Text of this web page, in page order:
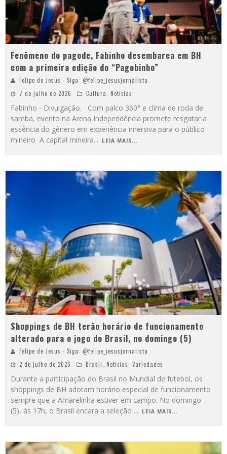
Fenômeno do pagode, Fabinho desembarca em BH
com a primeira edição do “Pagobinho”
Felipe de Jesus - Siga: @felipe_jesusjornalista
7 de julho de 2026
Cultura Notícias
Fabinho - Divulgação. Com palco 360° e clima de roda de
samba, evento na Arena Independência promete resgatar a
essência do gênero em experiência imersiva para o público
mineiro A capital mineira... LEIA MAIS...
Shoppings de BH terão horário de funcionamento
alterado para o jogo do Brasil, no domingo (5)
Felipe de Jesus - Siga: @felipe_jesusjornalista
2 de julho de 2026
Brasil Notícias Variedades
Durante a participação do Brasil no Mundial de futebol, os
shoppings de BH adotam horário especial de funcionamento
sempre que a Amarelinha estiver em campo. No domingo
(5), às 17h, o Brasil encara a seleção ... LEIA MAIS...